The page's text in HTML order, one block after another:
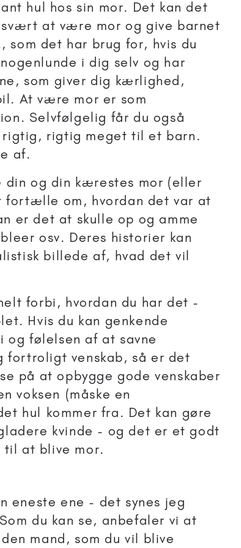
hul hos sin mor. Det kan det
at være mor og give barnet
som det har brug for, hvis du
i dig selv og har
som giver dig kærlighed,
At være mor er som
Selvfølgelig får du også
rigtig, rigtig meget til et barn.
af.
din og din kærestes mor (eller
om, hvordan det var at
er det at skulle op og amme
osv. Deres historier kan
billede af, hvad det vil
forbi, hvordan du har det -
Hvis du kan genkende
og følelsen af at savne
venskab, så er det
på at opbygge gode venskaber
voksen (måske en
hul kommer fra. Det kan gøre
kvinde - og det er et godt
til at blive mor.
eneste ene - det synes jeg
du kan se, anbefaler vi at
mand, som du vil blive